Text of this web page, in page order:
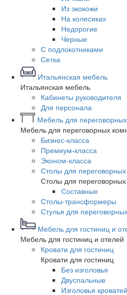
Из экокожи
На колесиках
Недорогие
Черные
С подлокотниками
Сетка
Итальянская мебель
Итальянская мебель
Кабинеты руководителя
Для персонала
Мебель для
Мебель для переговорных
Бизнес-класса
Премиум-класса
Эконом-класса
Столы для
Столы для
Составные
Столы-трансформеры
Стулья для
Мебель для гостиниц и
Мебель для гостиниц и отелей
Кровати для гостиниц
Кровати для гостиниц
Без изголовья
Двуспальные
Изголовья кроватей